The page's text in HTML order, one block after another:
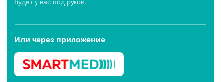
Или через приложение